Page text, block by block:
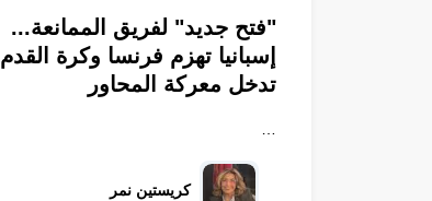
"فتح جديد" لفريق الممانعة...
إسبانيا تهزم فرنسا وكرة القدم
تدخل معركة المحاور
…
كريستين نمر